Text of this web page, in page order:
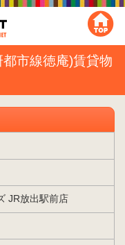
市線徳庵)賃貸物
JR放出駅前店